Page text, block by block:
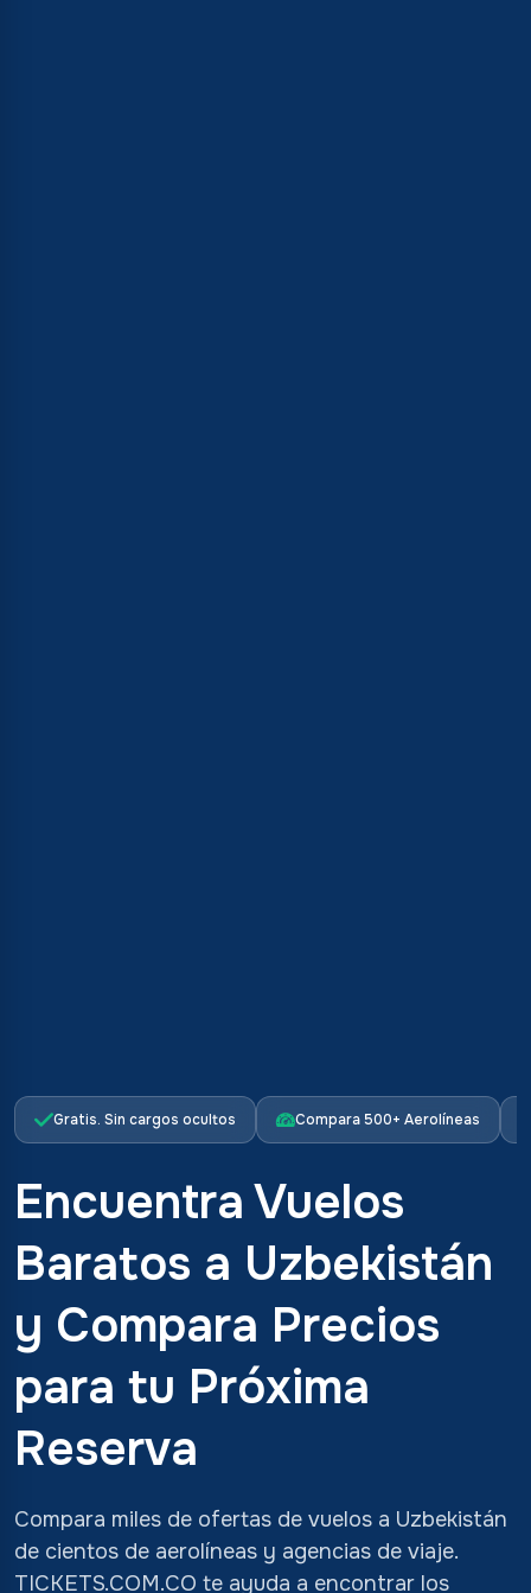
Gratis. Sin cargos ocultos Compara 500+ Aerolíneas
Encuentra Vuelos
Baratos a Uzbekistán
y Compara Precios
para tu Próxima
Reserva
Compara miles de ofertas de vuelos a Uzbekistán
de cientos de aerolíneas y agencias de viaje.
TICKETS.COM.CO te ayuda a encontrar los